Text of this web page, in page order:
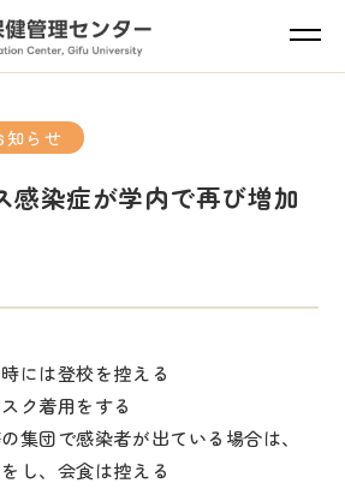
知らせ
感染症が学内で再び増加
には登校を控える
ク着用をする
集団で感染者が出ている場合は、
し、会食は控える